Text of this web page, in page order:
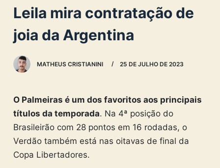
c
o
n
e
Leila mira contratação de
joia da Argentina
MATHEUS CRISTIANINI 25 DE JULHO DE 2023
O Palmeiras é um dos favoritos aos principais
títulos da temporada. Na 4ª posição do
Brasileirão com 28 pontos em 16 rodadas, o
Verdão também está nas oitavas de final da
Copa Libertadores.